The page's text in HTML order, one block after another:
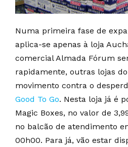
Numa primeira fase de
aplica-se apenas à loja
comercial Almada Fórum
rapidamente, outras lojas
movimento contra o
Good To Go. Nesta loja já é
Magic Boxes, no valor de
no balcão de atendimento
00h00. Para já, vão estar